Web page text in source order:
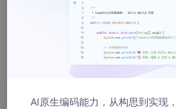
CAShapeLayer* shadowLayer =
// Standard shadow stuff
AI原生编码能力，从构思到实现